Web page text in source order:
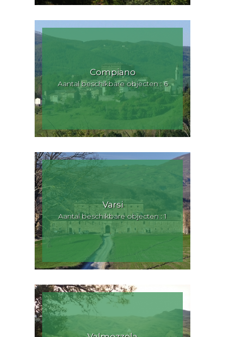
Compiano
Aantal beschikbare objecten : 6
Varsi
Aantal beschikbare objecten : 1